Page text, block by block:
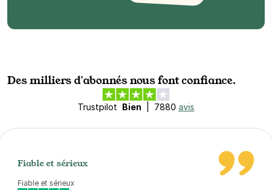
Des milliers d'abonnés nous font confiance.
Trustpilot Bien 7880 avis
Fiable et sérieux
Fiable et sérieux